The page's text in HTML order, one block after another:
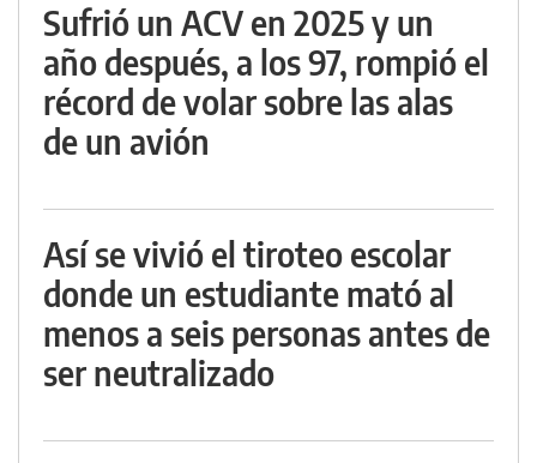
Sufrió un ACV en 2025 y un
año después, a los 97, rompió el
récord de volar sobre las alas
de un avión
Así se vivió el tiroteo escolar
donde un estudiante mató al
menos a seis personas antes de
ser neutralizado